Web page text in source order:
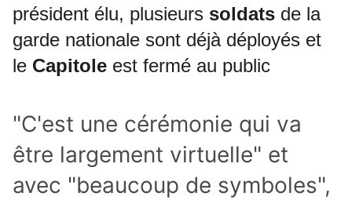
président élu, plusieurs soldats de la
garde nationale sont déjà déployés et
le Capitole est fermé au public
"C'est une cérémonie qui va
être largement virtuelle" et
avec "beaucoup de symboles",